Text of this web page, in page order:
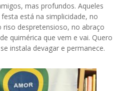
mas profundos. Aqueles
está na simplicidade, no
despretensioso, no abraço
quimérica que vem e vai. Quero
instala devagar e permanece.